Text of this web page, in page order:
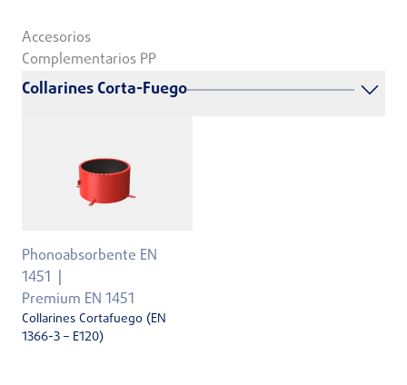
Accesorios
Complementarios PP
Collarines Corta-Fuego
Phonoabsorbente EN
1451
Premium EN 1451
Collarines Cortafuego (EN
1366-3 – E120)